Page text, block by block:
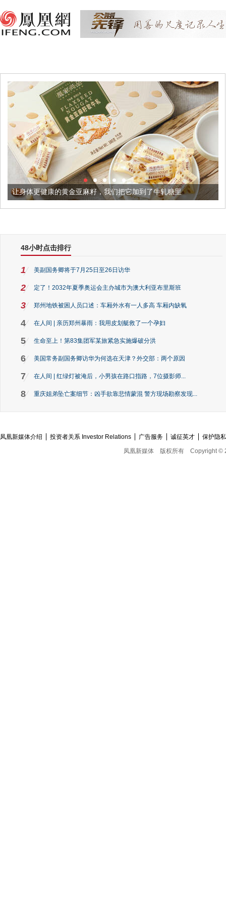
健康的黄金亚麻籽，我们把它加到了牛轧糖里 被列入佛
48小时点击排行
1 美副国务卿将于7月25日至26日访华
2 定了！2032年夏季奥运会主办城市为澳大利亚布里斯班
3 郑州地铁被困人员口述：车厢外水有一人多高 车厢内缺氧
4 在人间 | 亲历郑州暴雨：我用皮划艇救了一个孕妇
5 生命至上！第83集团军某旅紧急实施爆破分洪
6 美国常务副国务卿访华为何选在天津？外交部：两个原因
7 在人间 | 红绿灯被淹后，小男孩在路口指路，7位摄影师...
8 重庆姐弟坠亡案细节：凶手欲靠悲情蒙混 警方现场勘察发现...
凤凰新媒体介绍 投资者关系 Investor Relations 广告服务 诚征英才
保护隐
凤凰新媒体
版权所有 Copyright ©